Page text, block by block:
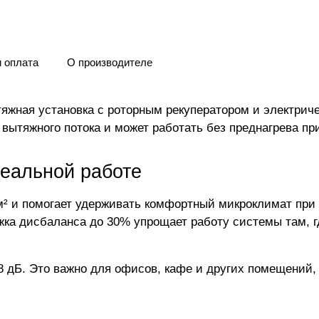
оплата О производителе
установка с роторным рекуператором и
потока и может работать без преднагрева
работе
помогает удерживать комфортный микроклимат при
дисбаланса до 30% упрощает работу системы там,
Это важно для офисов, кафе и других помещений,